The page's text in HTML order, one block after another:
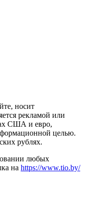
носит
рекламой или
США и евро,
целью.
рублях.
любых
на https://www.tio.by/